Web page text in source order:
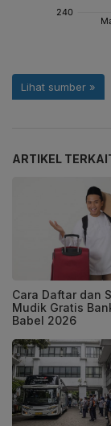
ARTIKEL
Cara Daftar dan
Mudik Gratis
Babel 2026